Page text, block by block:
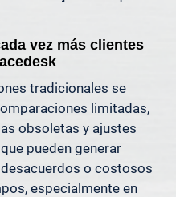
de una propiedad,
en un divorcio,
sus impuestos o
quiera saber cuánto
ofrecemos tasaciones
que le ayudan a
errores y a avanzar con
vez más clientes
tradicionales se
limitadas,
obsoletas y ajustes
pueden generar
o costosos
especialmente en